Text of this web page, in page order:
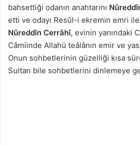
bahsettiği odanın anahtarını
etti ve odayı Resûl-i ekremin emri ile
Nûreddîn Cerrâhî, evinin yanındaki
Câmiinde Allahü teâlânın emir ve
Onun sohbetlerinin güzelliği kısa
Sultan bile sohbetlerini dinlemeye